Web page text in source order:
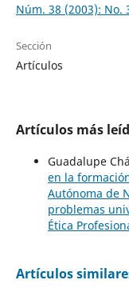
Núm. 38 (2003): No.
Sección
Artículos
Artículos más
Guadalupe
en la
Autónoma de
problemas
Ética
Artículos